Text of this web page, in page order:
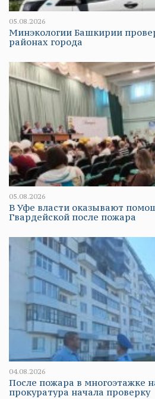
05.08.2026
Минэкологии Башкирии
районах города
05.08.2026
В Уфе власти оказывают
Гвардейской после пожара
04.08.2026
После пожара в многоэтажке
прокуратура начала проверку